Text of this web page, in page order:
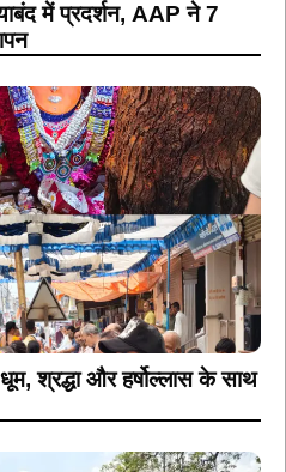
में प्रदर्शन, AAP ने 7
श्रद्धा और हर्षोल्लास के साथ